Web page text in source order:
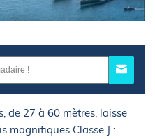
de 27 à 60 mètres, laisse
magnifiques Classe J :